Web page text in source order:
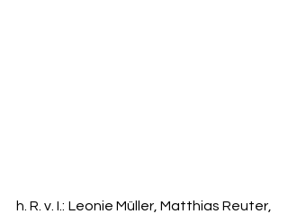
h. R. v. I.: Leonie Müller, Matthias Reuter,